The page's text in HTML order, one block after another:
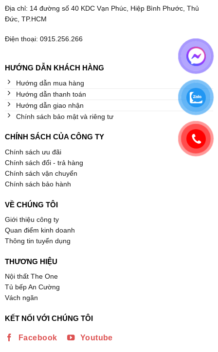
Địa chỉ: 14 đường số 40 KDC Vạn Phúc, Hiệp Bình Phước, Thủ
Đức, TP.HCM
Điện thoại: 0915.256.266
HƯỚNG DẪN KHÁCH HÀNG
Hướng dẫn mua hàng
Hướng dẫn thanh toán
Hướng dẫn giao nhận
Chính sách bảo mật và riêng tư
CHÍNH SÁCH CỦA CÔNG TY
Chính sách ưu đãi
Chính sách đổi - trả hàng
Chính sách vận chuyển
Chính sách bảo hành
VỀ CHÚNG TÔI
Giới thiệu công ty
Quan điểm kinh doanh
Thông tin tuyển dụng
THƯƠNG HIỆU
Nội thất The One
Tủ bếp An Cường
Vách ngăn
KẾT NỐI VỚI CHÚNG TÔI
Facebook Youtube